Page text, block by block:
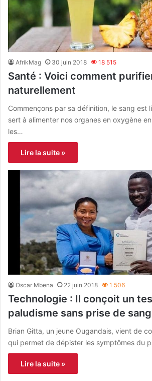
AfrikMag 30 juin 2018 18 515
Santé : Voici comment
naturellement
Commençons par sa définition, le sang est
sert à alimenter nos organes en oxygène
les…
Lire la suite »
Oscar Mbena 22 juin 2018 1 506
Technologie : Il conçoit un
paludisme sans prise de sang
Brian Gitta, un jeune Ougandais, vient de
qui permet de dépister les symptômes du
Lire la suite »